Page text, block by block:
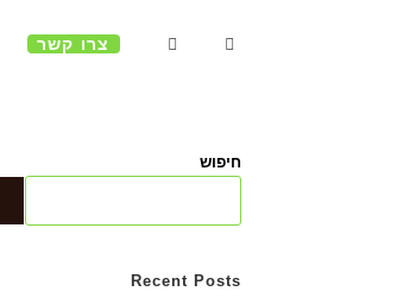
צרו קשר
חיפוש
Recent Posts